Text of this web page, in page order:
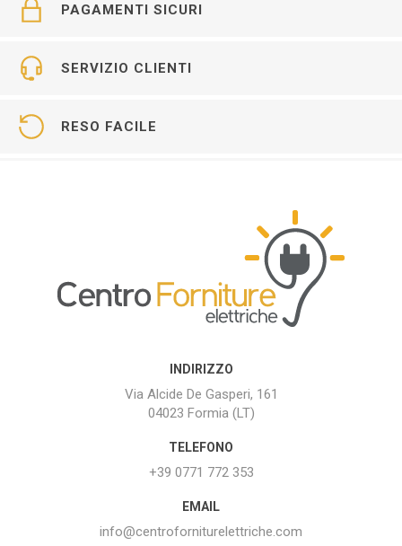
PAGAMENTI SICURI
SERVIZIO CLIENTI
RESO FACILE
INDIRIZZO
Via Alcide De Gasperi, 161
04023 Formia (LT)
TELEFONO
+39 0771 772 353
EMAIL
info@centroforniturelettriche.com